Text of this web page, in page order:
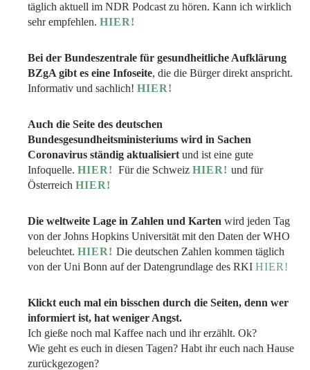
täglich aktuell im NDR Podcast zu hören. Kann ich wirklich
sehr empfehlen. HIER!
Bei der Bundeszentrale für gesundheitliche Aufklärung
BZgA gibt es eine Infoseite, die die Bürger direkt anspricht.
Informativ und sachlich! HIER!
Auch die Seite des deutschen
Bundesgesundheitsministeriums wird in Sachen
Coronavirus ständig aktualisiert und ist eine gute
Infoquelle. HIER! Für die Schweiz HIER! und für
Österreich HIER!
Die weltweite Lage in Zahlen und Karten wird jeden Tag
von der Johns Hopkins Universität mit den Daten der WHO
beleuchtet. HIER! Die deutschen Zahlen kommen täglich
von der Uni Bonn auf der Datengrundlage des RKI HIER!
Klickt euch mal ein bisschen durch die Seiten, denn wer
informiert ist, hat weniger Angst.
Ich gieße noch mal Kaffee nach und ihr erzählt. Ok?
Wie geht es euch in diesen Tagen? Habt ihr euch nach Hause
zurückgezogen?